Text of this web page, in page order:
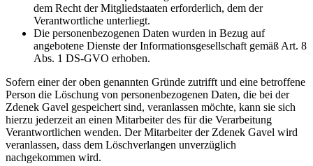
dem Recht der Mitgliedstaaten erforderlich, dem der
Verantwortliche unterliegt.
Die personenbezogenen Daten wurden in Bezug auf
angebotene Dienste der Informationsgesellschaft gemäß Art. 8
Abs. 1 DS-GVO erhoben.
Sofern einer der oben genannten Gründe zutrifft und eine betroffene
Person die Löschung von personenbezogenen Daten, die bei der
Zdenek Gavel gespeichert sind, veranlassen möchte, kann sie sich
hierzu jederzeit an einen Mitarbeiter des für die Verarbeitung
Verantwortlichen wenden. Der Mitarbeiter der Zdenek Gavel wird
veranlassen, dass dem Löschverlangen unverzüglich
nachgekommen wird.